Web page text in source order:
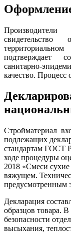
подтверждает
санитарно-
качество.
Стройматериал
подлежащих
стандартам ГОСТ
ходе процедуры
2018 «Смеси
вяжущем.
предусмотренным
Декларация
образцов товара.
безопасности
высыхания,